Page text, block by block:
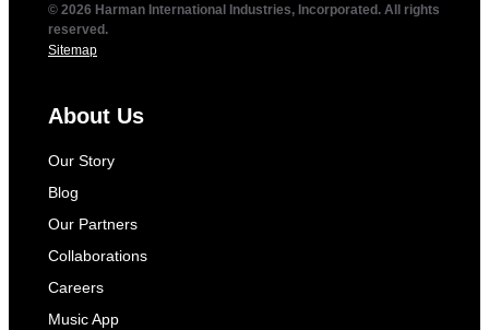
© 2026 Harman International Industries, Incorporated. All rights
reserved.
Sitemap
About Us
Our Story
Blog
Our Partners
Collaborations
Careers
Music App